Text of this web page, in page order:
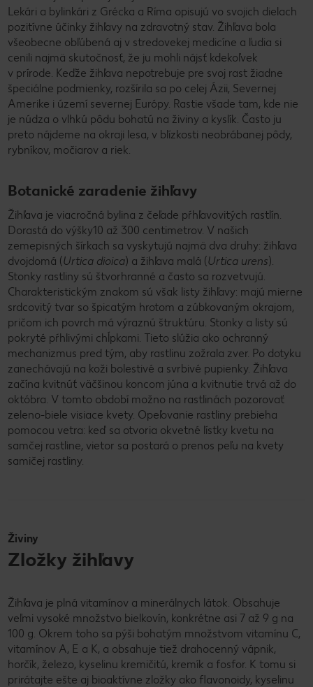
Lekári a bylinkári z Grécka a Ríma opisujú vo svojich dielach
pozitívne účinky žihľavy na zdravotný stav. Žihľava bola
všeobecne obľúbená aj v stredovekej medicíne a ľudia si
cenili najmä skutočnosť, že ju mohli nájsť kdekoľvek
v prírode. Keďže žihľava nepotrebuje pre svoj rast žiadne
špeciálne podmienky, rozšírila sa po celej Ázii, Severnej
Amerike i území severnej Európy. Rastie všade tam, kde nie
je núdza o vlhkú pôdu bohatú na živiny a kyslík. Často ju
preto nájdeme na okraji lesa, v blízkosti neobrábanej pôdy,
rybníkov, močiarov a riek.
Botanické zaradenie žihľavy
Žihľava je viacročná bylina z čeľade pŕhľavovitých rastlín.
Dorastá do výšky10 až 300 centimetrov. V našich
zemepisných šírkach sa vyskytujú najmä dva druhy: žihľava
dvojdomá (Urtica dioica) a žihľava malá (Urtica urens).
Stonky rastliny sú štvorhranné a často sa rozvetvujú.
Charakteristickým znakom sú však listy žihľavy: majú mierne
srdcovitý tvar so špicatým hrotom a zúbkovaným okrajom,
pričom ich povrch má výraznú štruktúru. Stonky a listy sú
pokryté pŕhlivými chĺpkami. Tieto slúžia ako ochranný
mechanizmus pred tým, aby rastlinu zožrala zver. Po dotyku
zanechávajú na koži bolestivé a svrbivé pupienky. Žihľava
začína kvitnúť väčšinou koncom júna a kvitnutie trvá až do
októbra. V tomto období možno na rastlinách pozorovať
zeleno-biele visiace kvety. Opeľovanie rastliny prebieha
pomocou vetra: keď sa otvoria okvetné lístky kvetu na
samčej rastline, vietor sa postará o prenos peľu na kvety
samičej rastliny.
Živiny
Zložky žihľavy
Žihľava je plná vitamínov a minerálnych látok. Obsahuje
veľmi vysoké množstvo bielkovín, konkrétne asi 7 až 9 g na
100 g. Okrem toho sa pýši bohatým množstvom vitamínu C,
vitamínov A, E a K, a obsahuje tiež drahocenný vápnik,
horčík, železo, kyselinu kremičitú, kremík a fosfor. K tomu si
prirátajte ešte aj bioaktívne zložky ako flavonoidy, kyselinu